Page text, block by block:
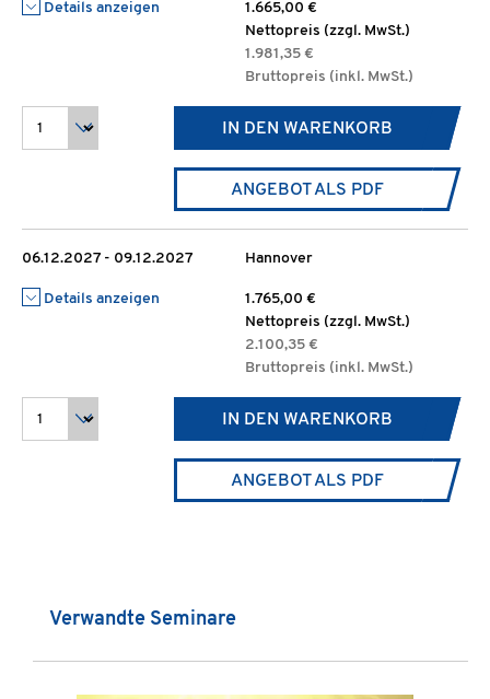
Details anzeigen
1.665,00 €
Nettopreis (zzgl. MwSt.)
1.981,35 €
Bruttopreis (inkl. MwSt.)
IN DEN WARENKORB
ANGEBOT ALS PDF
06.12.2027 - 09.12.2027 Hannover
Details anzeigen
1.765,00 €
Nettopreis (zzgl. MwSt.)
2.100,35 €
Bruttopreis (inkl. MwSt.)
IN DEN WARENKORB
ANGEBOT ALS PDF
Produktgalerie überspringen
Verwandte Seminare